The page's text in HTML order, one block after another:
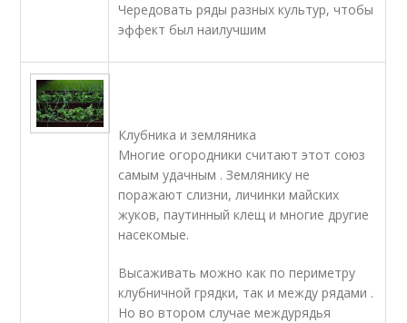
Чередовать ряды разных культур, чтобы
эффект был наилучшим
Клубника и земляника
Многие огородники считают этот союз
самым удачным . Землянику не
поражают слизни, личинки майских
жуков, паутинный клещ и многие другие
насекомые.
Высаживать можно как по периметру
клубничной грядки, так и между рядами .
Но во втором случае междурядья